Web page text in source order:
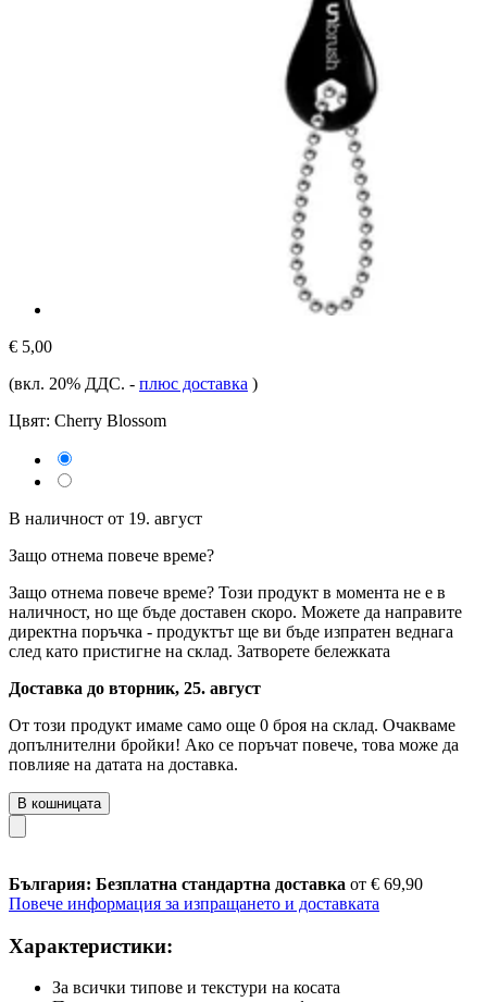
€ 5,00
(вкл. 20% ДДС. - плюс доставка )
Цвят: Cherry Blossom
В наличност от 19. август
Защо отнема повече време?
Защо отнема повече време? Този продукт в момента не е в
наличност, но ще бъде доставен скоро. Можете да направите
директна поръчка - продуктът ще ви бъде изпратен веднага
след като пристигне на склад. Затворете бележката
Доставка до вторник, 25. август
От този продукт имаме само още 0 броя на склад. Очакваме
допълнителни бройки! Ако се поръчат повече, това може да
повлияе на датата на доставка.
В кошницата
България: Безплатна стандартна доставка от € 69,90
Повече информация за изпращането и доставката
Характеристики:
За всички типове и текстури на косата